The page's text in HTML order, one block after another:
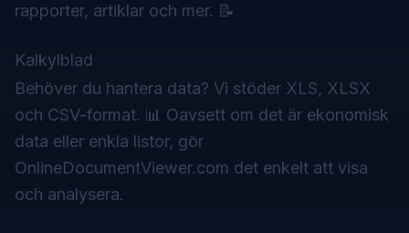
rapporter, artiklar och mer. 📝
Kalkylblad
Behöver du hantera data? Vi stöder XLS, XLSX
och CSV-format. 📊 Oavsett om det är ekonomisk
data eller enkla listor, gör
OnlineDocumentViewer.com det enkelt att visa
och analysera.